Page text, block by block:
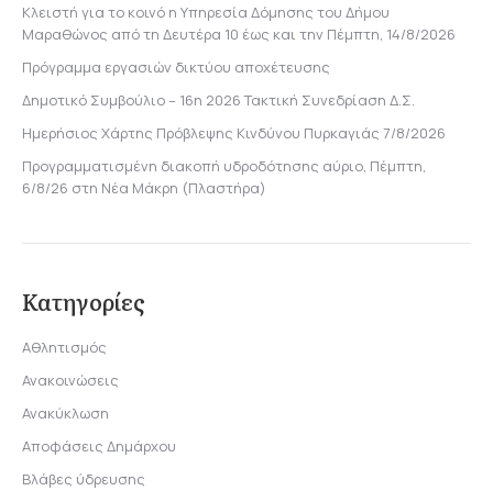
Κλειστή για το κοινό η Υπηρεσία Δόμησης του Δήμου
Μαραθώνος από τη Δευτέρα 10 έως και την Πέμπτη, 14/8/2026
Πρόγραμμα εργασιών δικτύου αποχέτευσης
Δημοτικό Συμβούλιο – 16η 2026 Τακτική Συνεδρίαση Δ.Σ.
Ημερήσιος Χάρτης Πρόβλεψης Κινδύνου Πυρκαγιάς 7/8/2026
Προγραμματισμένη διακοπή υδροδότησης αύριο, Πέμπτη,
6/8/26 στη Νέα Μάκρη (Πλαστήρα)
Κατηγορίες
Αθλητισμός
Ανακοινώσεις
Ανακύκλωση
Αποφάσεις Δημάρχου
Βλάβες ύδρευσης